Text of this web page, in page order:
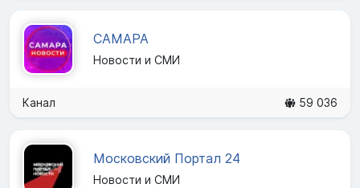
САМАРА
Новости и СМИ
Канал 59 036
Московский Портал 24
Новости и СМИ